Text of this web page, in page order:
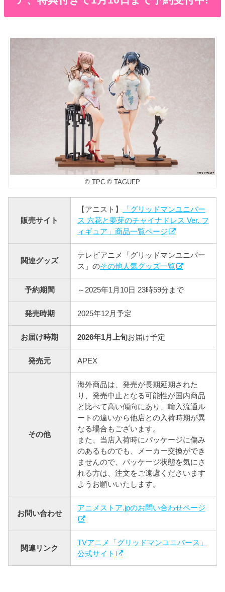
© TPC © TAGUFP
販売サイト
【アニスト】
「グリッドマンユニバー
ス 六花と夢芽のチャイナドレス Ver. フ
ィギュア」商品一覧ページ
関連グッズ
テレビアニメ「グリッドマンユニバー
ス」のその他人気グッズ一覧
予約期間 ～2025年1月10日 23時59分まで
発売時期 2025年12月予定
お届け時期 2026年1月上旬お届け予定
発売元 APEX
その他
海外商品は、発売が長期延期された
り、発売中止となる可能性が国内商品
と比べて高い傾向にあり、輸入流通ル
ートの違いから他店との入荷時期が異
なる場合もございます。
また、当店入荷時にパッケージに傷み
のあるものでも、メーカー交換ができ
ませんので、パッケージ状態を気にさ
れる方は、注文をご遠慮くださいます
ようお願いいたします。
お問い合わせ
アニメストア.jpのお問い合わせページ
関連リンク
TVアニメ「グリッドマンユニバース」
公式サイト